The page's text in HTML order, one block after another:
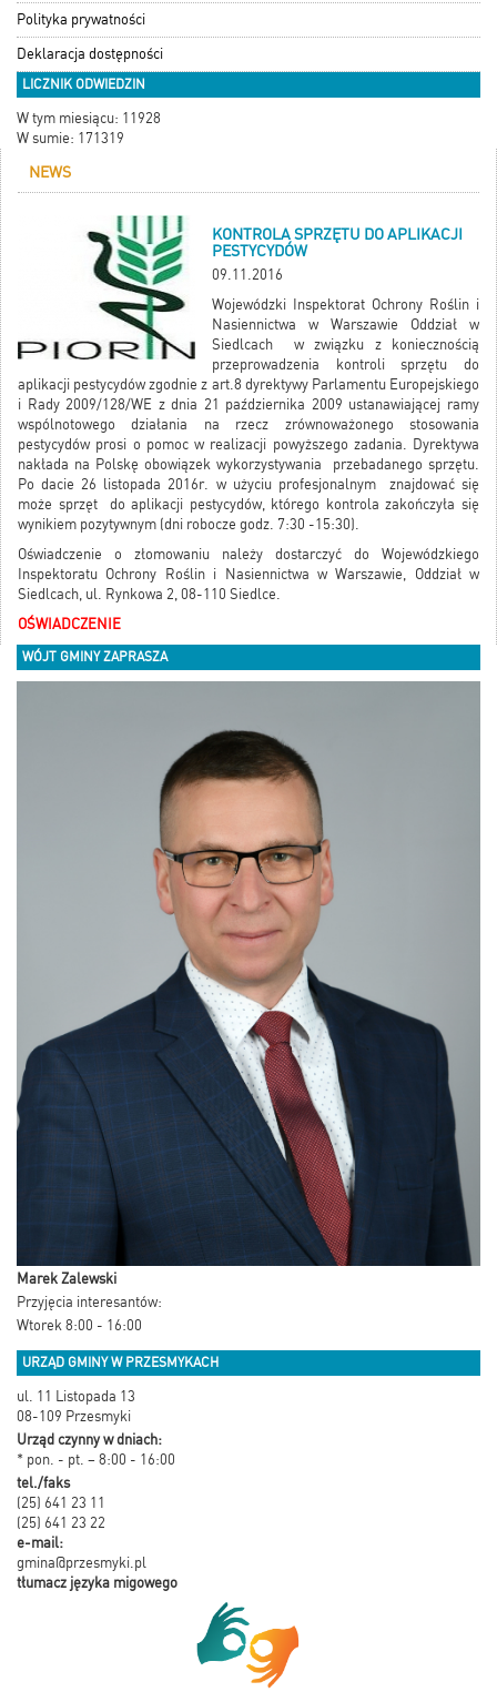
Polityka prywatności
Deklaracja dostępności
LICZNIK ODWIEDZIN
W tym miesiącu: 11928
W sumie: 171319
NEWS
KONTROLA SPRZĘTU DO APLIKACJI
PESTYCYDÓW
09.11.2016
Wojewódzki Inspektorat Ochrony Roślin i
Nasiennictwa w Warszawie Oddział w
Siedlcach w związku z koniecznością
przeprowadzenia kontroli sprzętu do
aplikacji pestycydów zgodnie z art.8 dyrektywy Parlamentu Europejskiego
i Rady 2009/128/WE z dnia 21 października 2009 ustanawiającej ramy
wspólnotowego działania na rzecz zrównoważonego stosowania
pestycydów prosi o pomoc w realizacji powyższego zadania. Dyrektywa
nakłada na Polskę obowiązek wykorzystywania przebadanego sprzętu.
Po dacie 26 listopada 2016r. w użyciu profesjonalnym znajdować się
może sprzęt do aplikacji pestycydów, którego kontrola zakończyła się
wynikiem pozytywnym (dni robocze godz. 7:30 -15:30).
Oświadczenie o złomowaniu należy dostarczyć do Wojewódzkiego
Inspektoratu Ochrony Roślin i Nasiennictwa w Warszawie, Oddział w
Siedlcach, ul. Rynkowa 2, 08-110 Siedlce.
OŚWIADCZENIE
WÓJT GMINY ZAPRASZA
Marek Zalewski
Przyjęcia interesantów:
Wtorek 8:00 - 16:00
URZĄD GMINY W PRZESMYKACH
ul. 11 Listopada 13
08-109 Przesmyki
Urząd czynny w dniach:
* pon. - pt. – 8:00 - 16:00
tel./faks
(25) 641 23 11
(25) 641 23 22
e-mail:
gmina@przesmyki.pl
tłumacz języka migowego